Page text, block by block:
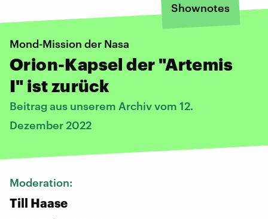
Shownotes
Mond-Mission der Nasa
Orion-Kapsel der "Artemis
I" ist zurück
Beitrag aus unserem Archiv vom 12.
Dezember 2022
Moderation:
Till Haase